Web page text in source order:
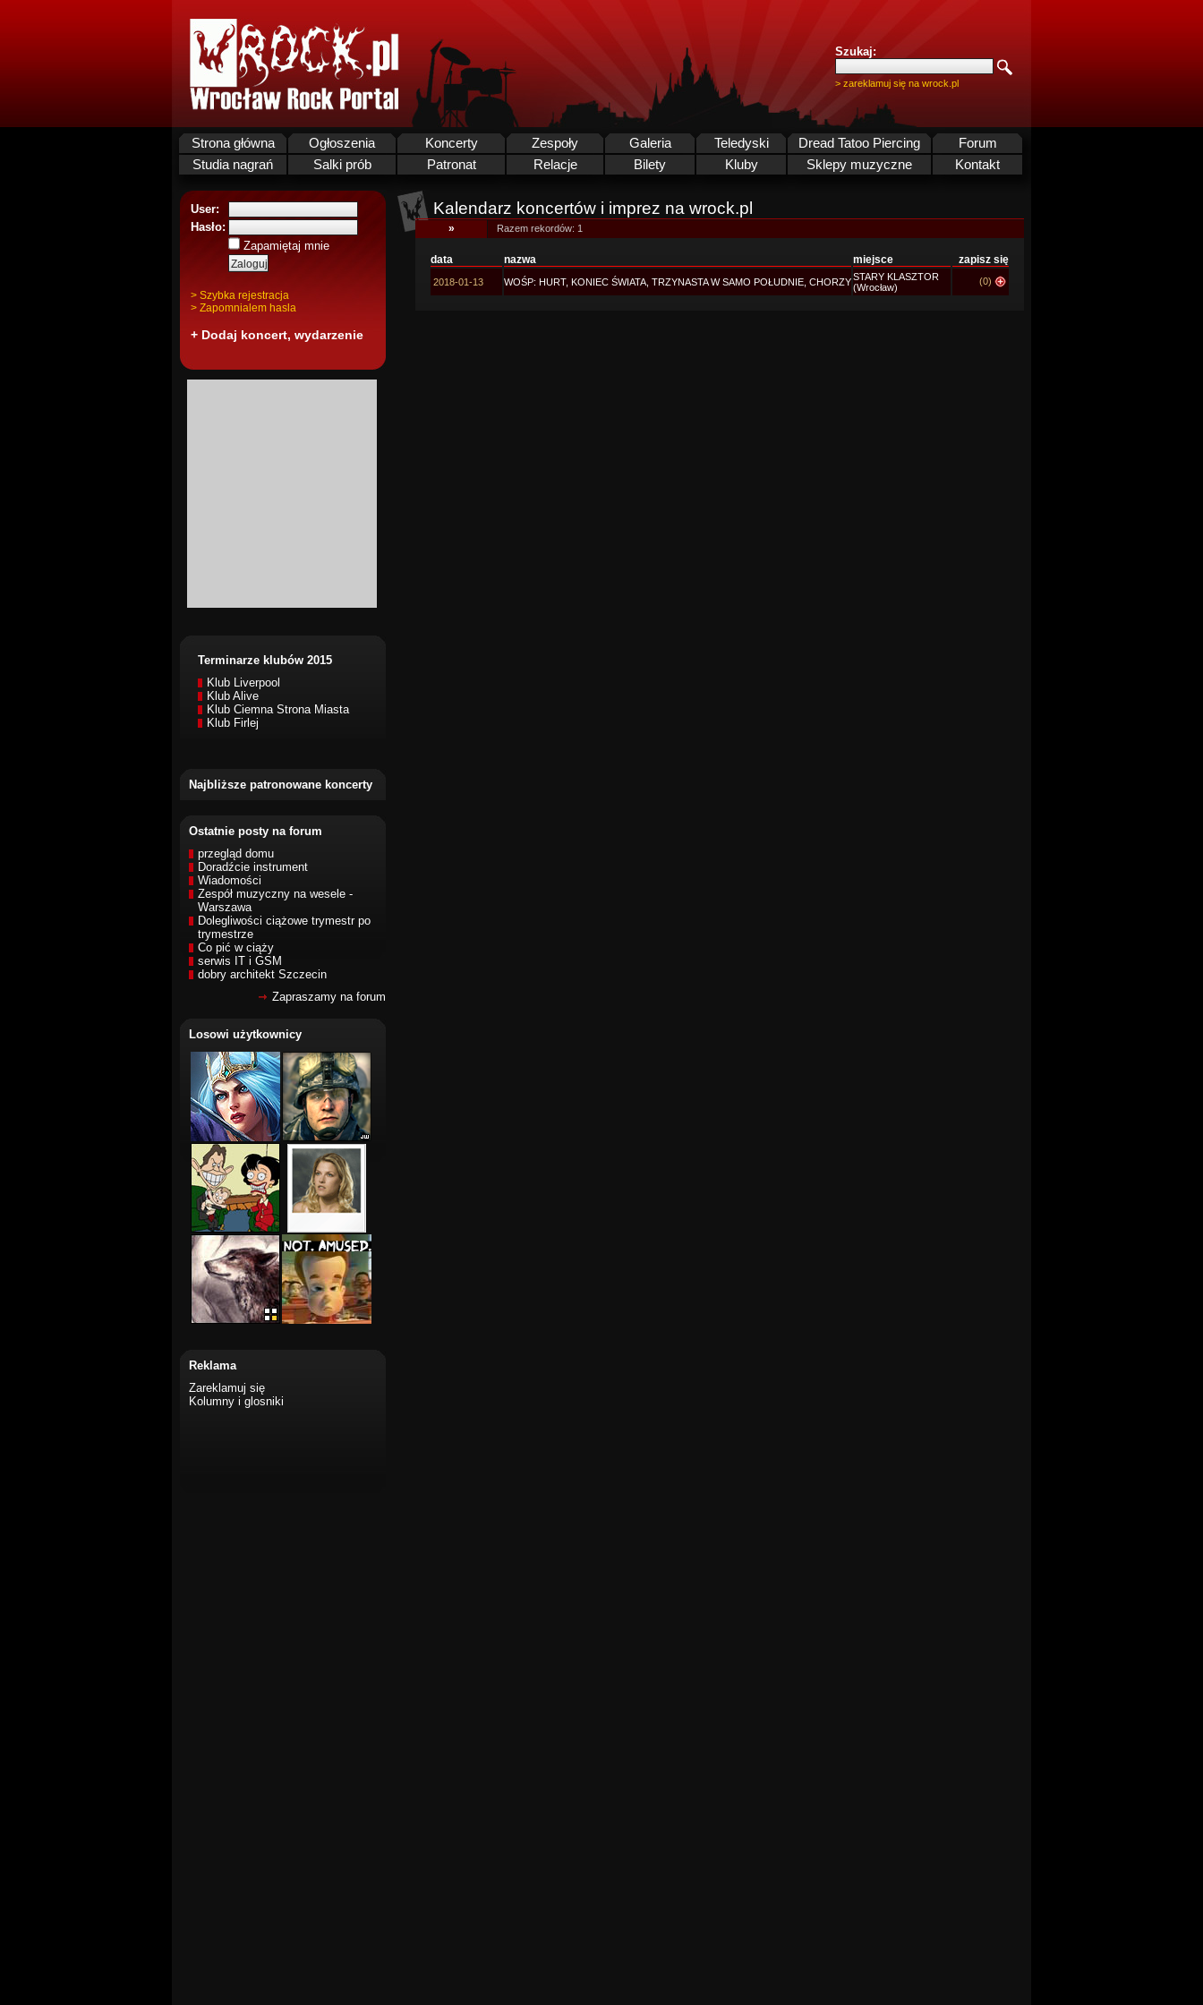
Szukaj:
> zareklamuj się na wrock.pl
Strona główna Ogłoszenia Koncerty Zespoły Galeria Teledyski Dread Tatoo Piercing
Forum
Studia nagrań
Salki prób Patronat Relacje Bilety Kluby Sklepy muzyczne Kontakt
User:
Hasło:
Zapamiętaj mnie
> Szybka rejestracja
> Zapomnialem hasla
+ Dodaj koncert, wydarzenie
Terminarze klubów 2015
Klub Liverpool
Klub Alive
Klub Ciemna Strona Miasta
Klub Firlej
Najbliższe patronowane koncerty
Ostatnie posty na forum
przegląd domu
Doradźcie instrument
Wiadomości
Zespół muzyczny na wesele -
Warszawa
Dolegliwości ciążowe trymestr po
trymestrze
Co pić w ciąży
serwis IT i GSM
dobry architekt Szczecin
Zapraszamy na forum
Losowi użytkownicy
Reklama
Zareklamuj się
Kolumny i glosniki
Kalendarz koncertów i imprez na wrock.pl
» Razem rekordów: 1
data nazwa miejsce zapisz się
2018-01-13 WOŚP: HURT, KONIEC ŚWIATA, TRZYNASTA W SAMO POŁUDNIE, CHORZYSTARY KLASZTOR
(Wrocław)
(0)